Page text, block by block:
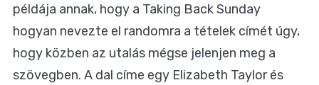
példája annak, hogy a Taking Back Sunday
hogyan nevezte el randomra a tételek címét úgy,
hogy közben az utalás mégse jelenjen meg a
szövegben. A dal címe egy Elizabeth Taylor és